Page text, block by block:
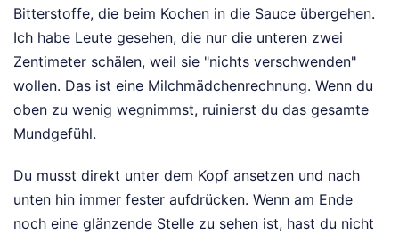
Bitterstoffe, die beim Kochen in die Sauce übergehen.
Ich habe Leute gesehen, die nur die unteren zwei
Zentimeter schälen, weil sie "nichts verschwenden"
wollen. Das ist eine Milchmädchenrechnung. Wenn du
oben zu wenig wegnimmst, ruinierst du das gesamte
Mundgefühl.
Du musst direkt unter dem Kopf ansetzen und nach
unten hin immer fester aufdrücken. Wenn am Ende
noch eine glänzende Stelle zu sehen ist, hast du nicht